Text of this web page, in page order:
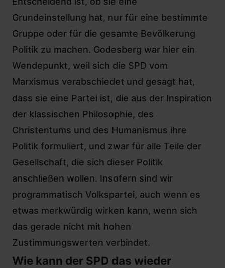
Grundeinstellung hat, nur für eine bestimmte
Gruppe oder für die gesamte Bevölkerung
Politik zu machen. Godesberg war hier ein
Wendepunkt, weil sich die SPD vom
Marxismus verabschiedet und gesagt hat,
dass sie eine Partei ist, die aus der Inspiration
der klassischen Philosophie, des
Christentums und des Humanismus ihre
Politik formuliert, und zwar für alle Teile der
Gesellschaft, die sich dieser Politik
anschließen wollen. Insofern sind wir
programmatisch Volkspartei, auch wenn es
etwas merkwürdig wirken kann, wenn sich
das gerade nicht mit hohen
Zustimmungswerten verbindet.
Wie kann der SPD das wieder